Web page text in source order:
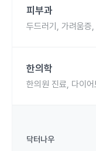
피부과
두드러기, 가려움증
한의학
한의원 진료, 다이
닥터나우